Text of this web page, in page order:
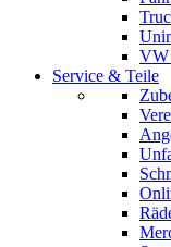
VW
Service & Teile